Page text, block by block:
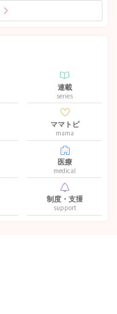
連載
series
ママトピ
mama
医療
medical
制度・支援
support